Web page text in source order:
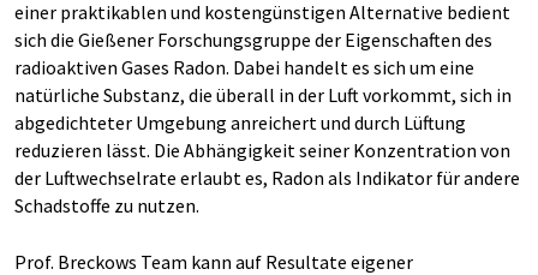
einer praktikablen und kostengünstigen Alternative bedient
sich die Gießener Forschungsgruppe der Eigenschaften des
radioaktiven Gases Radon. Dabei handelt es sich um eine
natürliche Substanz, die überall in der Luft vorkommt, sich in
abgedichteter Umgebung anreichert und durch Lüftung
reduzieren lässt. Die Abhängigkeit seiner Konzentration von
der Luftwechselrate erlaubt es, Radon als Indikator für andere
Schadstoffe zu nutzen.
Prof. Breckows Team kann auf Resultate eigener